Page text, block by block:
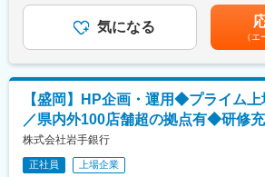
8兆円の総資産を保有しており、成長を
■当社の魅力：
「SONY」グループという大きな基盤と
「人のやらないことをやる」・「道を切
スピリットが根付いており、自由闊達な
ソニーグループ各社間での連携施策など
さま本位の運営方針のもと業務に取り組
す。
ことができます。
■キャリアチャレンジ：
計画的・体系的な研修システムを採用し
ては階層別研修、行内資格認定研修など
外研修にも積極的に派遣しています。ま
して、公的資格の取得を目指す行員に対
ーリングの機会を与える制度「キャリア
あくまでも目安の金額であり、選考を通
ります。月給(月額)は固定手当を含めた
気になる
（
【盛岡】HP企画・運用◆プライム
／県内外100店舗超の拠点有◆研修
株式会社岩手銀行
正社員 上場企業